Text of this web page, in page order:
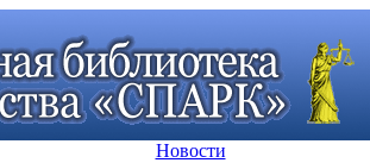
Новости